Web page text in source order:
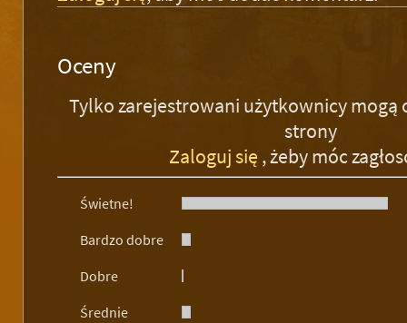
Oceny
Tylko zarejestrowani użytkownicy mogą
strony
Zaloguj się , żeby móc
Świetne!
Bardzo dobre
Dobre
Średnie